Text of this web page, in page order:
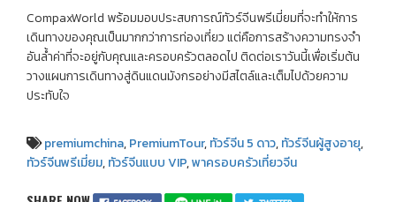
CompaxWorld พร้อมมอบประสบการณ์ทัวร์จีนพรีเมี่ยมที่จะทำให้การ
เดินทางของคุณเป็นมากกว่าการท่องเที่ยว แต่คือการสร้างความทรงจำ
อันล้ำค่าที่จะอยู่กับคุณและครอบครัวตลอดไป ติดต่อเราวันนี้เพื่อเริ่มต้น
วางแผนการเดินทางสู่ดินแดนมังกรอย่างมีสไตล์และเต็มไปด้วยความ
ประทับใจ
premiumchina,PremiumTour,ทัวร์จีน 5 ดาว,ทัวร์จีนผู้สูงอายุ,
ทัวร์จีนพรีเมี่ยม,ทัวร์จีนแบบ VIP,พาครอบครัวเที่ยวจีน